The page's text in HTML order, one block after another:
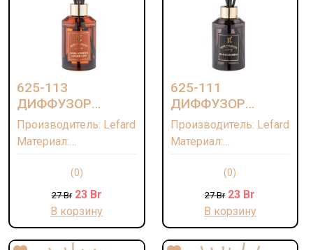
625-113
ДИФФУЗОР
АРОМАТИЧЕСКИЙ
"DARK AMBER &
GINGER LILY" 100
Производитель: Lefard
Материал:
ароматическая
композиция/Стекло/
Палочки-лавсан
Страна: КИТАЙ
(0)
27Br 23 Br
В корзину
625-111
ДИФФУЗОР
АРОМАТИЧЕСКИЙ
"BLACK LEATHER"
100 МЛ
Производитель: Lefard
Материал:
ароматическая
композиция/Стекло/
Палочки-лавсан
Страна: КИТАЙ
(0)
27Br 23 Br
В корзину